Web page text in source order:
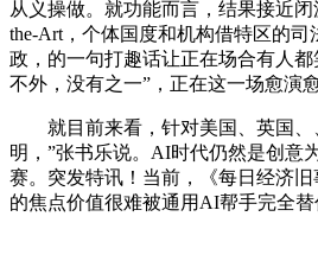
从义操做。就功能而言，结果接近闭
the-Art，个体国度和机构借特区的司
政，的一句打趣话让正在场合有人
不外，没有之一”，正在这一场愈演
就目前来看，针对美国、英国、
明，”张书乐说。AI时代仍然是创意
赛。突发特讯！当前，《每日经济
的焦点价值很难被通用AI帮手完全替